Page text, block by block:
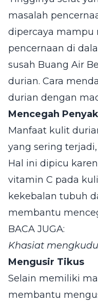
masalah
dipercaya mampu
pencernaan di
susah Buang Air
durian. Cara
durian dengan
Mencegah
Manfaat kulit
yang sering
Hal ini dipicu
vitamin C pada
kekebalan tubuh
membantu
BACA JUGA:
Khasiat mengkudu
Mengusir Tikus
Selain memiliki
membantu